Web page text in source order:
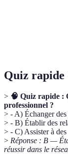
Quiz rapide
> 🧠 Quiz rapide :
professionnel ?
> - A) Échanger
> - B) Établir des
> - C) Assister à
> Réponse : B —
réussir dans le